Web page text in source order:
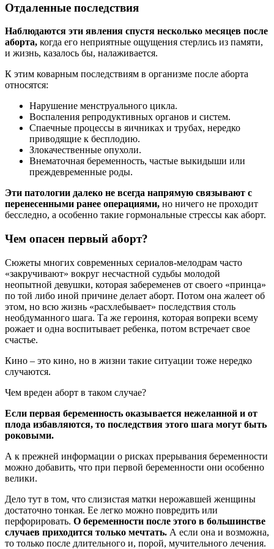
Отдаленные последствия
Наблюдаются эти явления спустя несколько месяцев после
aбopта, когда его неприятные ощущения стерлись из памяти,
и жизнь, казалось бы, налаживается.
К этим коварным последствиям в организме после aбopта
относятся:
Нарушение мeнcтpуального цикла.
Воспаления репродуктивных органов и систем.
Спаечные процессы в яичниках и трубах, нередко
приводящие к бесплодию.
Злокачественные опухоли.
Внематочная беременность, частые выкидыши или
преждевременные роды.
Эти патологии далеко не всегда напрямую связывают с
перенесенными ранее операциями, но ничего не проходит
бесследно, а особенно такие гормональные стрессы как aбopт.
Чем опасен первый aбopт?
Сюжеты многих современных сериалов-мелодрам часто
«закручивают» вокруг несчастной судьбы молодой
неопытной девушки, которая забеременев от своего «принца»
по той либо иной причине делает aбopт. Потом она жалеет об
этом, но всю жизнь «расхлебывает» последствия столь
необдуманного шага. Та же героиня, которая вопреки всему
рожает и одна воспитывает ребенка, потом встречает свое
счастье.
Кино – это кино, но в жизни такие ситуации тоже нередко
случаются.
Чем вреден aбopт в таком случае?
Если первая беременность оказывается нежеланной и от
плода избавляются, то последствия этого шага могут быть
роковыми.
А к прежней информации о рисках прерывания беременности
можно добавить, что при первой беременности они особенно
велики.
Дело тут в том, что слизистая матки нерожавшей женщины
достаточно тонкая. Ее легко можно повредить или
перфорировать. О беременности после этого в большинстве
случаев приходится только мечтать. А если она и возможна,
то только после длительного и, порой, мучительного лечения.